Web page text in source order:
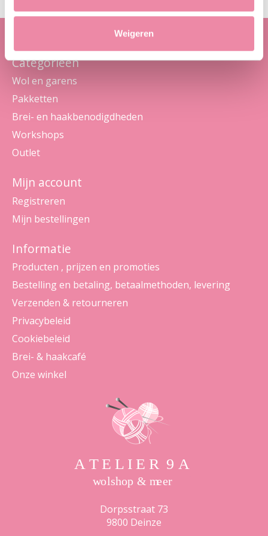
Weigeren
Categorieën
Wol en garens
Pakketten
Brei- en haakbenodigdheden
Workshops
Outlet
Mijn account
Registreren
Mijn bestellingen
Informatie
Producten , prijzen en promoties
Bestelling en betaling, betaalmethoden, levering
Verzenden & retourneren
Privacybeleid
Cookiebeleid
Brei- & haakcafé
Onze winkel
Dorpsstraat 73
9800 Deinze